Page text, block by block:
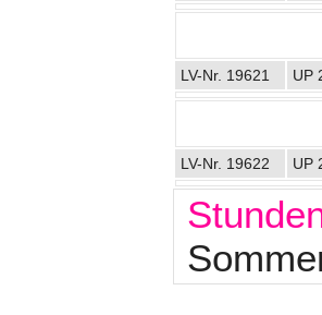
LV-Nr. 19621 UP
LV-Nr. 19622 UP